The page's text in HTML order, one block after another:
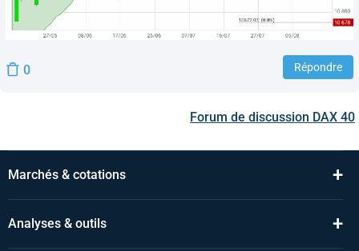
0 Répondre
Forum de discussion DAX 40
Marchés & cotations +
Analyses & outils +